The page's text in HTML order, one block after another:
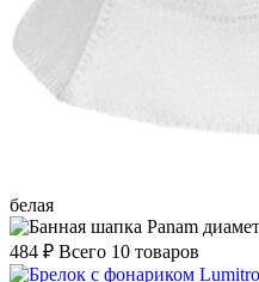
белая
484 ₽ Всего 10 товаров